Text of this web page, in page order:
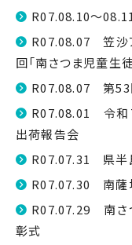
R07.08.10～
R07.08.07 笠沙
回「南さつま児童生
R07.08.07 第53
R07.08.01 令和
出荷報告会
R07.07.31 県半
R07.07.30 南薩
R07.07.29 南さ
彰式